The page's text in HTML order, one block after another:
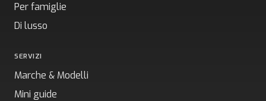
Per famiglie
Di lusso
SERVIZI
Marche & Modelli
Mini guide